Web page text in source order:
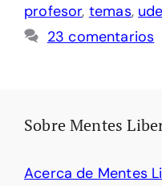
profesor, temas,
23 comentarios
Sobre Mentes
Acerca de Mentes